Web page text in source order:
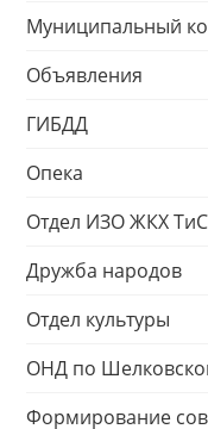
Муниципальный
Объявления
ГИБДД
Опека
Отдел ИЗО ЖКХ ТиС
Дружба народов
Отдел культуры
ОНД по
Формирование